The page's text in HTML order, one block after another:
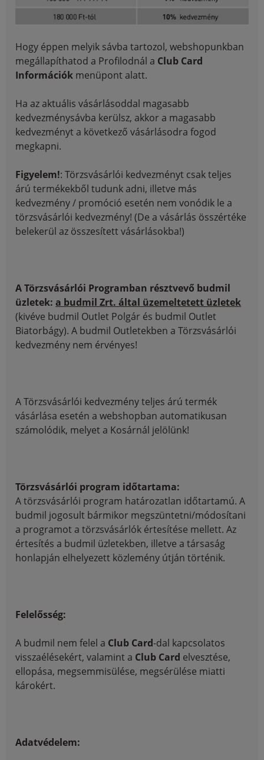
Hogy éppen melyik sávba tartozol, webshopunkban
megállapíthatod a Profilodnál a Club Card
Információk menüpont alatt.
Ha az aktuális vásárlásoddal magasabb
kedvezménysávba kerülsz, akkor a magasabb
kedvezményt a következő vásárlásodra fogod
megkapni.
Figyelem!: Törzsvásárlói kedvezményt csak teljes
árú termékekből tudunk adni, illetve más
kedvezmény / promóció esetén nem vonódik le a
törzsvásárlói kedvezmény! (De a vásárlás összértéke
belekerül az összesített vásárlásokba!)
A Törzsvásárlói Programban résztvevő budmil
üzletek: a budmil Zrt. által üzemeltetett üzletek
(kivéve budmil Outlet Polgár és budmil Outlet
Biatorbágy). A budmil Outletekben a Törzsvásárlói
kedvezmény nem érvényes!
A Törzsvásárlói kedvezmény teljes árú termék
vásárlása esetén a webshopban automatikusan
számolódik, melyet a Kosárnál jelölünk!
Törzsvásárlói program időtartama:
A törzsvásárlói program határozatlan időtartamú. A
budmil jogosult bármikor megszüntetni/módosítani
a programot a törzsvásárlók értesítése mellett. Az
értesítés a budmil üzletekben, illetve a társaság
honlapján elhelyezett közlemény útján történik.
Felelősség:
A budmil nem felel a Club Card-dal kapcsolatos
visszaélésekért, valamint a Club Card elvesztése,
ellopása, megsemmisülése, megsérülése miatti
károkért.
Adatvédelem: